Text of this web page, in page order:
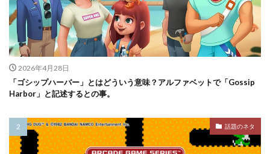
2026年4月28日
「ゴシップハーバー」とはどういう意味？アルファベットで「Gossip
Harbor」と記述するとの事。
話題のネタ